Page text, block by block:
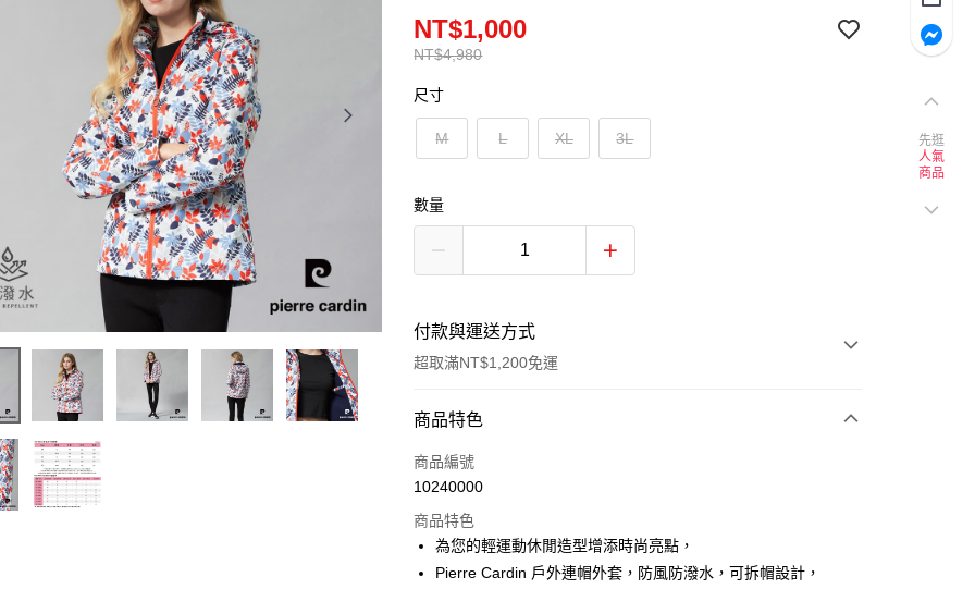
NT$4,980
NT$1,000
尺寸
M L XL 3L
數量
付款與運送方式
超取滿NT$1,200免運
付款方式
信用卡一次付款
LINE Pay
Apple Pay
商品特色
商品編號
10240000
商品特色
為您的輕運動休閒造型增添時尚亮點，
Pierre Cardin 戶外連帽外套，防風防潑水，可拆帽設計，
先逛
人氣
商品